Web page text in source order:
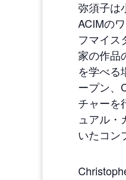
弥須子は
ACIMの
フマイス
家の作品
を学べる
ープン、
チャーを
ュアル
いたコン